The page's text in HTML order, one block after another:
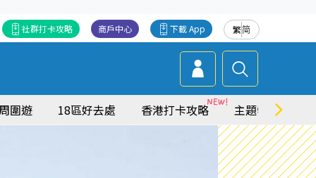
繁简
下載 App
商戶中心
社群打卡攻略
圍遊 18區好去處 香港打卡攻略 主題特集